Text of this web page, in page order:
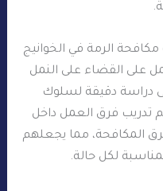
الرمة في الخوانيج
على القضاء على النمل
دراسة دقيقة لسلوك
تدريب فرق العمل داخل
المكافحة، مما يجعلهم
لكل حالة.